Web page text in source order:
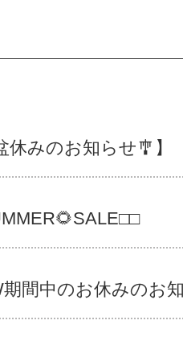
休みのお知らせ🎐】
期間中のお休みのお